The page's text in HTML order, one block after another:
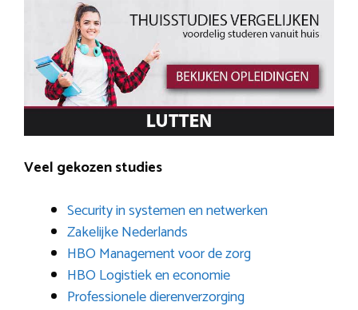
Veel gekozen studies
Security in systemen en netwerken
Zakelijke Nederlands
HBO Management voor de zorg
HBO Logistiek en economie
Professionele dierenverzorging